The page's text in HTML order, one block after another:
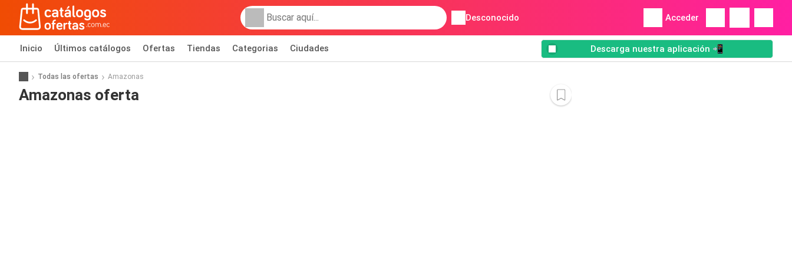
Desconocido Acceder
Inicio Últimos catálogos Ofertas Tiendas Categorias Ciudades Descarga nuestra aplicación 📲
Todas las ofertas Amazonas
Amazonas oferta